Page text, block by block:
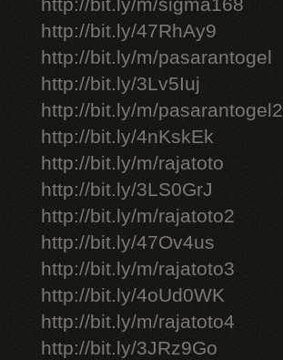
http://bit.ly/m/sigma168
http://bit.ly/47RhAy9
http://bit.ly/m/pasarantogel
http://bit.ly/3Lv5Iuj
http://bit.ly/m/pasarantogel2
http://bit.ly/4nKskEk
http://bit.ly/m/rajatoto
http://bit.ly/3LS0GrJ
http://bit.ly/m/rajatoto2
http://bit.ly/47Ov4us
http://bit.ly/m/rajatoto3
http://bit.ly/4oUd0WK
http://bit.ly/m/rajatoto4
http://bit.ly/3JRz9Go